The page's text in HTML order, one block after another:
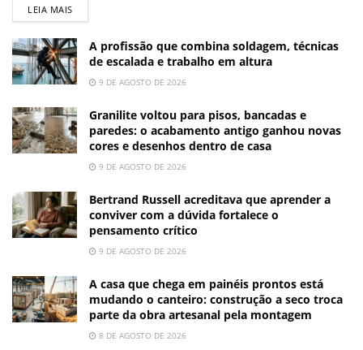
LEIA MAIS
A profissão que combina soldagem, técnicas
de escalada e trabalho em altura
9 DE AGOSTO DE 2026
Granilite voltou para pisos, bancadas e
paredes: o acabamento antigo ganhou novas
cores e desenhos dentro de casa
9 DE AGOSTO DE 2026
Bertrand Russell acreditava que aprender a
conviver com a dúvida fortalece o
pensamento crítico
9 DE AGOSTO DE 2026
A casa que chega em painéis prontos está
mudando o canteiro: construção a seco troca
parte da obra artesanal pela montagem
8 DE AGOSTO DE 2026